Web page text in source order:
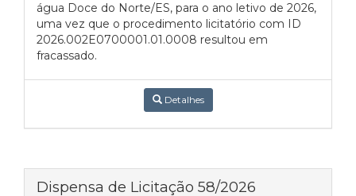
água Doce do Norte/ES, para o ano letivo de 2026,
uma vez que o procedimento licitatório com ID
2026.002E0700001.01.0008 resultou em
fracassado.
Detalhes
Dispensa de Licitação 58/2026